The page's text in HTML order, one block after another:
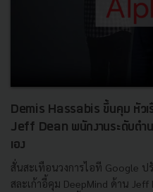
Demis Hassabis ขึ้นคุม หัว
Jeff Dean พนักงานระดับตำ
เอง
สั่นสะเทือนวงการไอที Google
สละเก้าอี้คุม DeepMind ด้าน